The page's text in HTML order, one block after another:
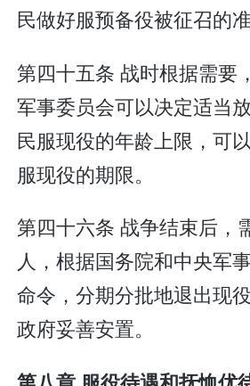
民做好服预备役被征召的准
第四十五条 战时根据需要
军事委员会可以决定适当
民服现役的年龄上限，可
服现役的期限。
第四十六条 战争结束后，
人，根据国务院和中央军
命令，分期分批地退出现
政府妥善安置。